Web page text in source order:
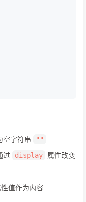
空字符串 ""
过 display
属性改变
值作为内容